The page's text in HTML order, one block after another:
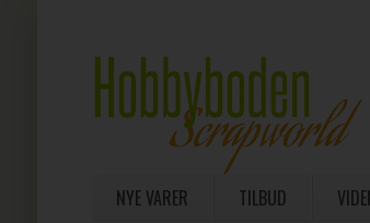
NYE VARER TILBUD